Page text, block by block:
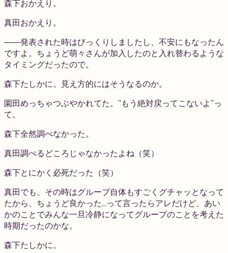
森下おかえり。
真田おかえり。
――発表された時はびっくりしましたし、不安にもなったん
ですよ。ちょうど萌々さんが加入したのと入れ替わるような
タイミングだったので。
森下たしかに。見え方的にはそうなるのか。
園田めっちゃつぶやかれてた。”もう絶対戻ってこないよ”っ
て。
森下全然調べなかった。
真田調べるどころじゃなかったよね（笑）
森下とにかく必死だった（笑）
真田でも、その時はグループ自体もすごくグチャッとなって
たから、ちょうど良かった…って言ったらアレだけど、あい
かのことでみんな一旦冷静になってグループのことを考えた
時期だったのかな。
森下たしかに。